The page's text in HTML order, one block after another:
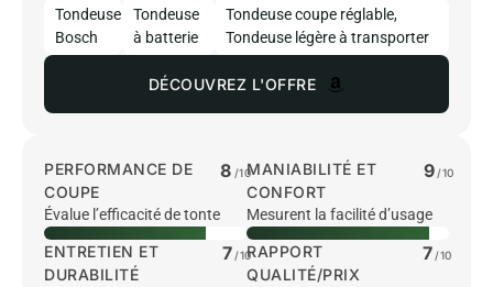
Tondeuse
Bosch
Tondeuse
à batterie
Tondeuse coupe réglable,
Tondeuse légère à transporter
DÉCOUVREZ L'OFFRE
PERFORMANCE DE
COUPE
8 /10
Évalue l’efficacité de tonte
MANIABILITÉ ET
CONFORT
9 /10
Mesurent la facilité d’usage
ENTRETIEN ET
DURABILITÉ
7 /10RAPPORT
QUALITÉ/PRIX
7 /10